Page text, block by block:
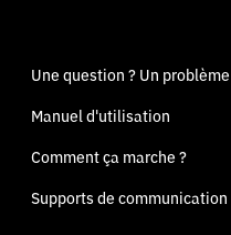
Une question ? Un
Manuel d'utilisation
Comment ça marche ?
Supports de communication